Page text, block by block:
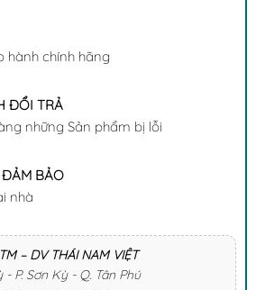
hành chính hãng
ĐỔI TRẢ
những Sản phẩm bị lỗi
ĐẢM BẢO
nhà
– DV THÁI NAM VIỆT
P. Sơn Kỳ - Q. Tân Phú